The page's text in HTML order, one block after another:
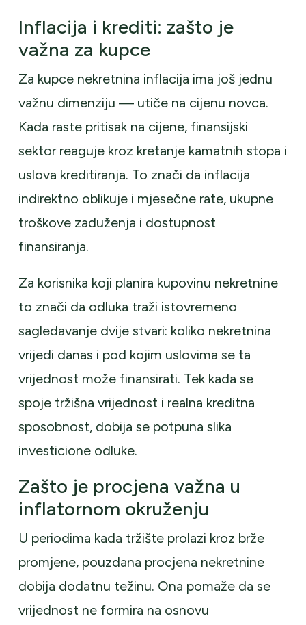
Inflacija i krediti: zašto je
važna za kupce
Za kupce nekretnina inflacija ima još jednu
važnu dimenziju — utiče na cijenu novca.
Kada raste pritisak na cijene, finansijski
sektor reaguje kroz kretanje kamatnih stopa i
uslova kreditiranja. To znači da inflacija
indirektno oblikuje i mjesečne rate, ukupne
troškove zaduženja i dostupnost
finansiranja.
Za korisnika koji planira kupovinu nekretnine
to znači da odluka traži istovremeno
sagledavanje dvije stvari: koliko nekretnina
vrijedi danas i pod kojim uslovima se ta
vrijednost može finansirati. Tek kada se
spoje tržišna vrijednost i realna kreditna
sposobnost, dobija se potpuna slika
investicione odluke.
Zašto je procjena važna u
inflatornom okruženju
U periodima kada tržište prolazi kroz brže
promjene, pouzdana procjena nekretnine
dobija dodatnu težinu. Ona pomaže da se
vrijednost ne formira na osnovu